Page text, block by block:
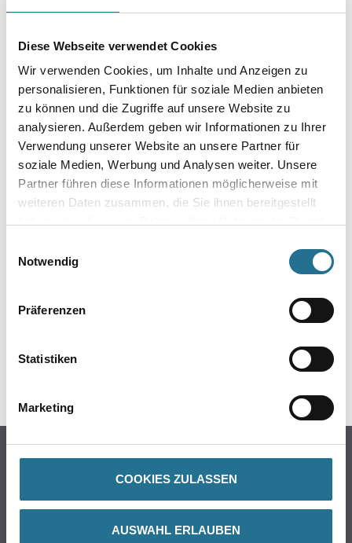
Diese Webseite verwendet Cookies
Wir verwenden Cookies, um Inhalte und Anzeigen zu
personalisieren, Funktionen für soziale Medien anbieten
zu können und die Zugriffe auf unsere Website zu
analysieren. Außerdem geben wir Informationen zu Ihrer
Verwendung unserer Website an unsere Partner für
soziale Medien, Werbung und Analysen weiter. Unsere
Partner führen diese Informationen möglicherweise mit
weiteren Daten zusammen, die Sie ihnen bereitgestellt
Notwendig
Präferenzen
Statistiken
Marketing
COOKIES ZULASSEN
AUSWAHL ERLAUBEN
Art-Nr.:4013-018586
Umrechnungsfaktoren
ZUSATZINFOS
EAN
4014549464281
WDV-Systeme